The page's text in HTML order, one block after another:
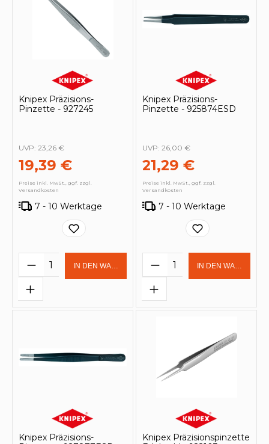
Knipex Präzisions-
Pinzette - 927245
19,39 €
UVP: 23,26 €
Preise inkl. MwSt., ggf. zzgl.
Versandkosten
7 - 10 Werktage
Produkt Anzahl: Gib den
IN DEN WARENKORB
Knipex Präzisions-
Pinzette - 925874ESD
21,29 €
UVP: 26,00 €
Preise inkl. MwSt., ggf. zzgl.
Versandkosten
7 - 10 Werktage
Produkt Anzahl:
IN DEN
Knipex Präzisions-
Knipex Präzisionspinzette